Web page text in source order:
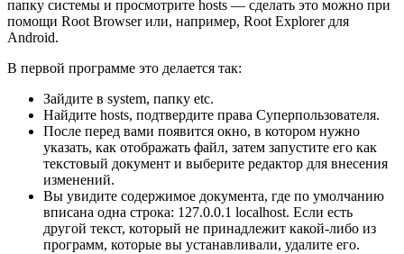
папку системы и просмотрите hosts — сделать это можно при
помощи Root Browser или, например, Root Explorer для
Android.
В первой программе это делается так:
Зайдите в system, папку etc.
Найдите hosts, подтвердите права Суперпользователя.
После перед вами появится окно, в котором нужно
указать, как отображать файл, затем запустите его как
текстовый документ и выберите редактор для внесения
изменений.
Вы увидите содержимое документа, где по умолчанию
вписана одна строка: 127.0.0.1 localhost. Если есть
другой текст, который не принадлежит какой-либо из
программ, которые вы устанавливали, удалите его.